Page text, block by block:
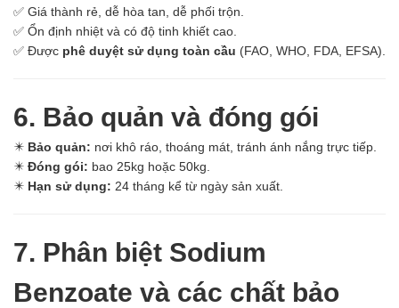
✅ Giá thành rẻ, dễ hòa tan, dễ phối trộn.
✅ Ổn định nhiệt và có độ tinh khiết cao.
✅ Được phê duyệt sử dụng toàn cầu (FAO, WHO, FDA, EFSA).
6. Bảo quản và đóng gói
✴️ Bảo quản: nơi khô ráo, thoáng mát, tránh ánh nắng trực tiếp.
✴️ Đóng gói: bao 25kg hoặc 50kg.
✴️ Hạn sử dụng: 24 tháng kể từ ngày sản xuất.
7. Phân biệt Sodium
Benzoate và các chất bảo